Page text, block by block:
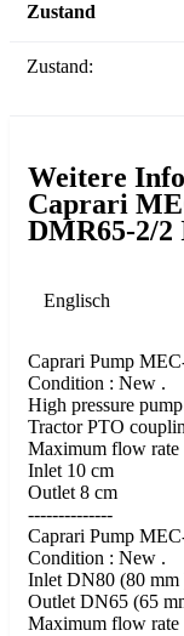
Zustand
Zustand:
Weitere
Caprari
DMR65-2/2
Englisch
Caprari Pump
Condition : New .
High pressure
Tractor PTO
Maximum flow rate
Inlet 10 cm
Outlet 8 cm
--------------
Caprari Pump
Condition : New .
Inlet DN80 (80 mm
Outlet DN65 (65
Maximum flow rate